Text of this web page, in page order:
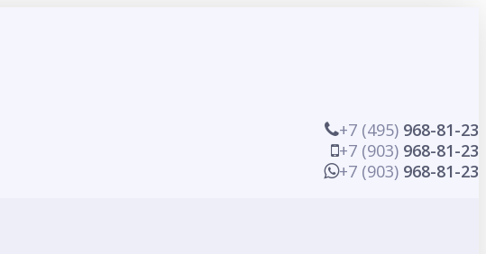
+7 (495) 968-81-23
+7 (903) 968-81-23
+7 (903) 968-81-23